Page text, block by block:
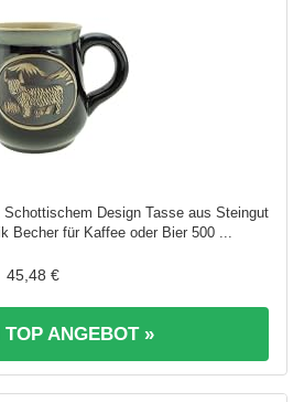
Design Tasse aus Steingut
Becher für Kaffee oder Bier 500 ...
45,48 €
TOP ANGEBOT »